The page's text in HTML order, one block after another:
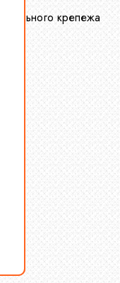
крепежа